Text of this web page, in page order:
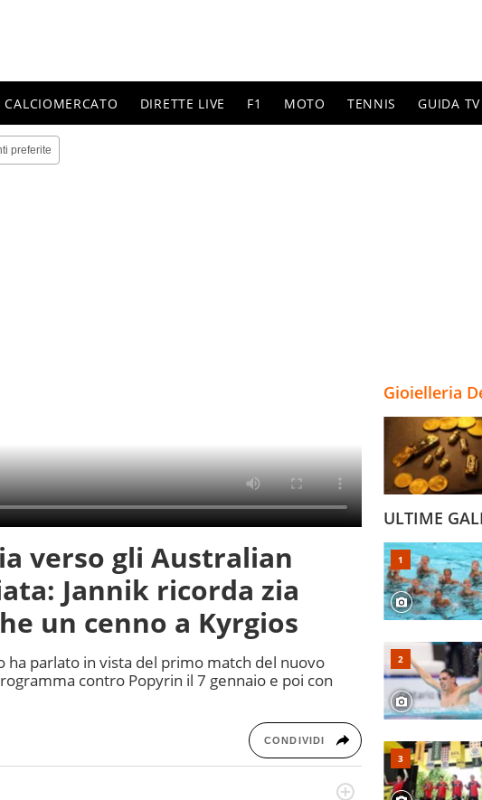
CALCIOMERCATO DIRETTE LIVE F1 MOTO TENNIS GUIDA TV
preferite
verso gli Australian
Jannik ricorda zia
un cenno a Kyrgios
ha parlato in vista del primo match del nuovo
contro Popyrin il 7 gennaio e poi con
CONDIVIDI
Gioielleria
ULTIME